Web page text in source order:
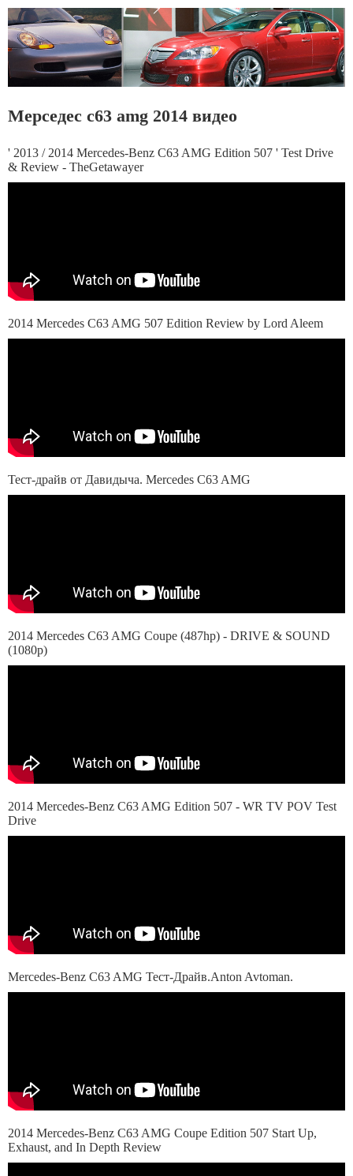
Мерседес c63 amg 2014 видео
' 2013 / 2014 Mercedes-Benz C63 AMG Edition 507 ' Test Drive
& Review - TheGetawayer
2014 Mercedes C63 AMG 507 Edition Review by Lord Aleem
Тест-драйв от Давидыча. Mercedes C63 AMG
2014 Mercedes C63 AMG Coupe (487hp) - DRIVE & SOUND
(1080p)
2014 Mercedes-Benz C63 AMG Edition 507 - WR TV POV Test
Drive
Mercedes-Benz C63 AMG Тест-Драйв.Anton Avtoman.
2014 Mercedes-Benz C63 AMG Coupe Edition 507 Start Up,
Exhaust, and In Depth Review